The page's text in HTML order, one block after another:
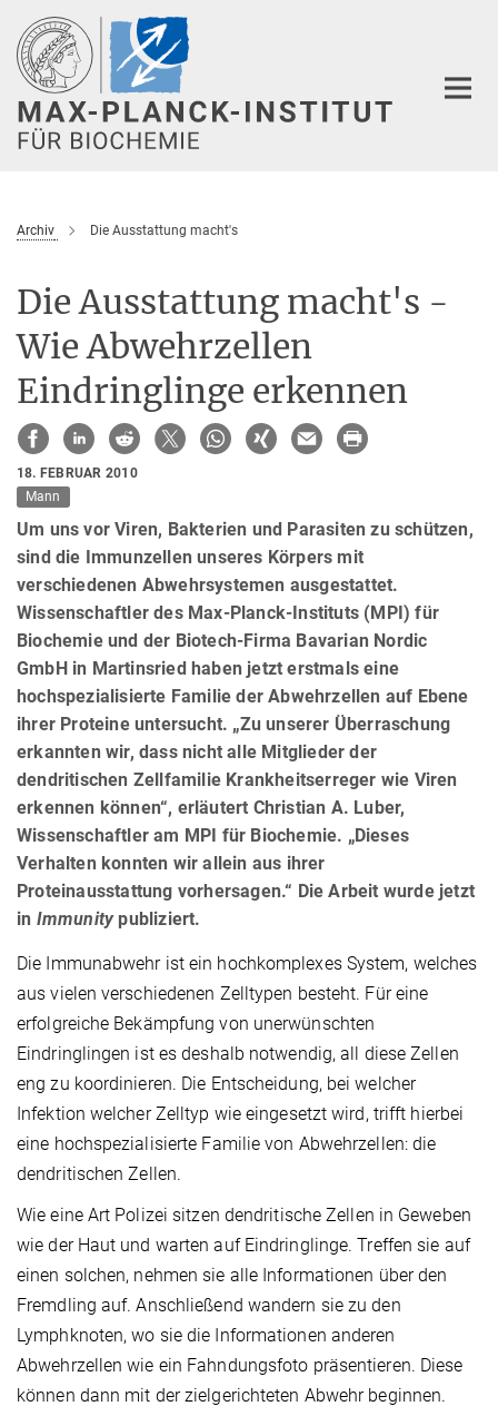
Hauptinhalt
Archiv Die Ausstattung macht's
Die Ausstattung macht's -
Wie Abwehrzellen
Eindringlinge erkennen
18. FEBRUAR 2010
Mann
Um uns vor Viren, Bakterien und Parasiten zu schützen,
sind die Immunzellen unseres Körpers mit
verschiedenen Abwehrsystemen ausgestattet.
Wissenschaftler des Max-Planck-Instituts (MPI) für
Biochemie und der Biotech-Firma Bavarian Nordic
GmbH in Martinsried haben jetzt erstmals eine
hochspezialisierte Familie der Abwehrzellen auf Ebene
ihrer Proteine untersucht. „Zu unserer Überraschung
erkannten wir, dass nicht alle Mitglieder der
dendritischen Zellfamilie Krankheitserreger wie Viren
erkennen können“, erläutert Christian A. Luber,
Wissenschaftler am MPI für Biochemie. „Dieses
Verhalten konnten wir allein aus ihrer
Proteinausstattung vorhersagen.“ Die Arbeit wurde jetzt
in Immunitypubliziert.
Die Immunabwehr ist ein hochkomplexes System, welches
aus vielen verschiedenen Zelltypen besteht. Für eine
erfolgreiche Bekämpfung von unerwünschten
Eindringlingen ist es deshalb notwendig, all diese Zellen
eng zu koordinieren. Die Entscheidung, bei welcher
Infektion welcher Zelltyp wie eingesetzt wird, trifft hierbei
eine hochspezialisierte Familie von Abwehrzellen: die
dendritischen Zellen.
Wie eine Art Polizei sitzen dendritische Zellen in Geweben
wie der Haut und warten auf Eindringlinge. Treffen sie auf
einen solchen, nehmen sie alle Informationen über den
Fremdling auf. Anschließend wandern sie zu den
Lymphknoten, wo sie die Informationen anderen
Abwehrzellen wie ein Fahndungsfoto präsentieren. Diese
können dann mit der zielgerichteten Abwehr beginnen.